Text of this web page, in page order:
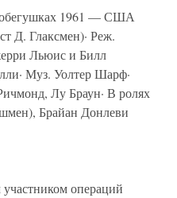
1961 — США
Д. Глаксмен)· Реж.
Льюис и Билл
Муз. Уолтер Шарф·
Лу Браун· В ролях
Брайан Донлеви
операций